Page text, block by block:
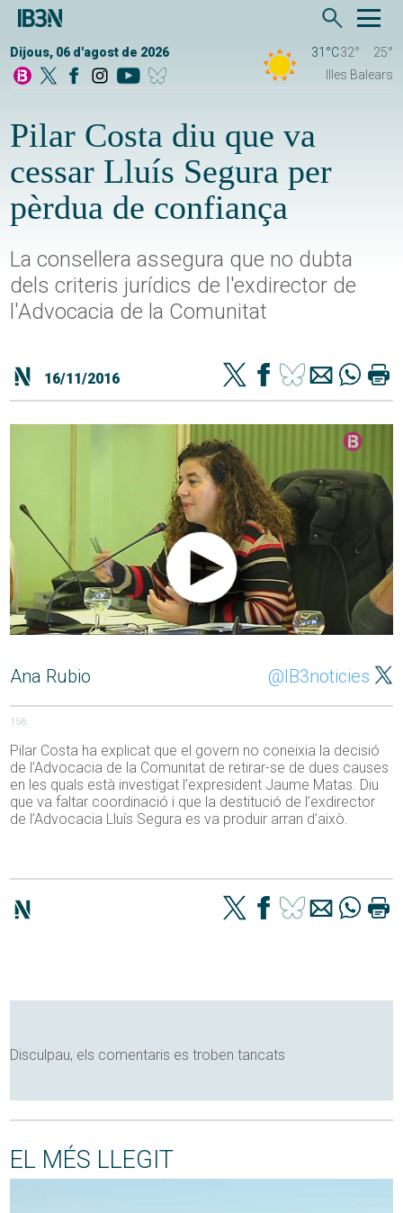
Dijous, 06 d'agost de 2026 31°C32°
25°
Illes Balears
Pilar Costa diu que va
cessar Lluís Segura per
pèrdua de confiança
La consellera assegura que no dubta
dels criteris jurídics de l'exdirector de
l'Advocacia de la Comunitat
16/11/2016
Ana Rubio @IB3noticies
156
Pilar Costa ha explicat que el govern no coneixia la decisió
de l’Advocacia de la Comunitat de retirar-se de dues causes
en les quals està investigat l’expresident Jaume Matas. Diu
que va faltar coordinació i que la destitució de l’exdirector
de l’Advocacia Lluís Segura es va produir arran d’això.
Disculpau, els comentaris es troben tancats
EL MÉS LLEGIT